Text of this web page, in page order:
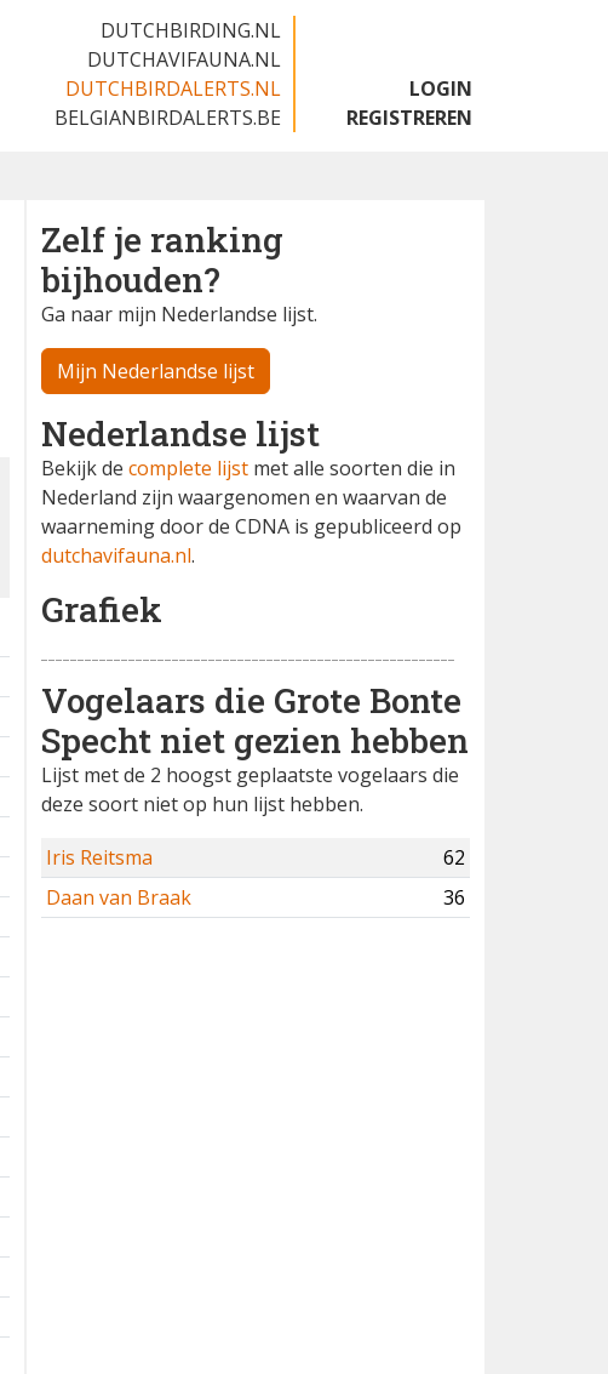
DUTCHBIRDING.NL
DUTCHAVIFAUNA.NL
DUTCHBIRDALERTS.NL
BELGIANBIRDALERTS.BE
LOGIN
REGISTREREN
Zelf je ranking
bijhouden?
Ga naar mijn Nederlandse lijst.
Mijn Nederlandse lijst
Nederlandse lijst
Bekijk de complete lijst met alle soorten die in
Nederland zijn waargenomen en waarvan de
waarneming door de CDNA is gepubliceerd op
dutchavifauna.nl.
Grafiek
Vogelaars die Grote Bonte
Specht niet gezien hebben
Lijst met de 2 hoogst geplaatste vogelaars die
deze soort niet op hun lijst hebben.
Iris Reitsma
62
Daan van Braak
36